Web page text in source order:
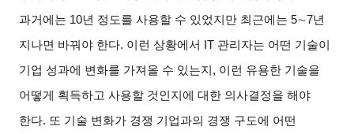
과거에는 10년 정도를 사용할 수 있었지만 최근에는 5∼7년
지나면 바꿔야 한다. 이런 상황에서 IT 관리자는 어떤 기술이
기업 성과에 변화를 가져올 수 있는지, 이런 유용한 기술을
어떻게 획득하고 사용할 것인지에 대한 의사결정을 해야
한다. 또 기술 변화가 경쟁 기업과의 경쟁 구도에 어떤